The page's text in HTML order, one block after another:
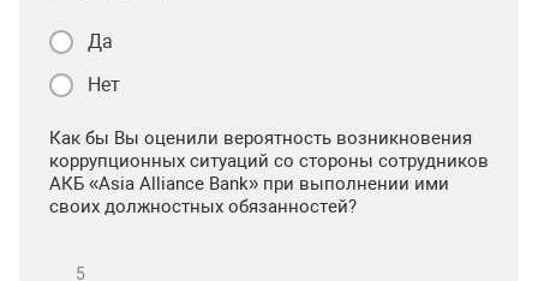
Да
Нет
Как бы Вы оценили вероятность возникновения
коррупционных ситуаций со стороны сотрудников
АКБ «Asia Alliance Bank» при выполнении ими
своих должностных обязанностей?